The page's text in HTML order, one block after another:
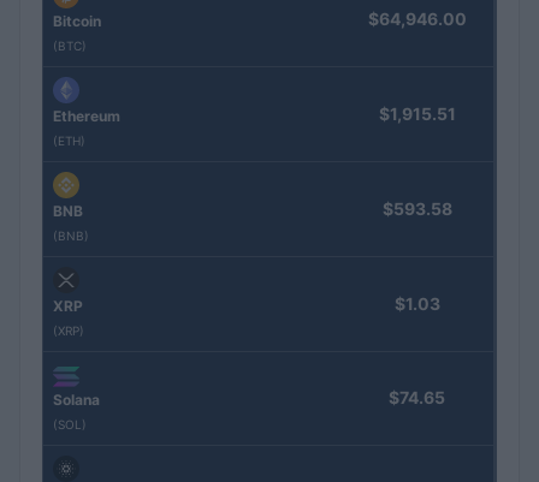
Bitcoin
(BTC)
$64,946.00
Ethereum
(ETH)
$1,915.51
BNB
(BNB)
$593.58
XRP
(XRP)
$1.03
Solana
(SOL)
$74.65